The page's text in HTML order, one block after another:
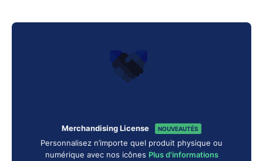
Merchandising License NOUVEAUTÉS
Personnalisez n’importe quel produit physique ou
numérique avec nos icônes Plus d'informations